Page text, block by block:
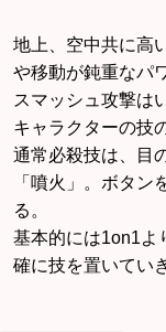
地上、空中共に高
や移動が鈍重なパ
スマッシュ攻撃は
キャラクターの技
通常必殺技は、目
「噴火」。ボタ
る。
基本的には1on1よ
確に技を置いてい